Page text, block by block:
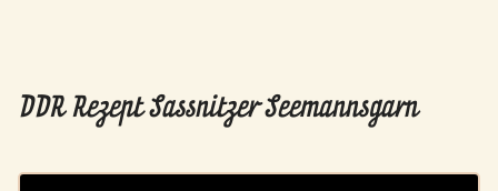
DDR Rezept Sassnitzer Seemannsgarn